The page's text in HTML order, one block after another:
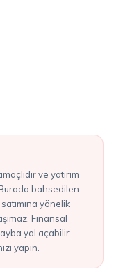
bahsedilen
yönelik
Finansal
yol açabilir.
yapın.